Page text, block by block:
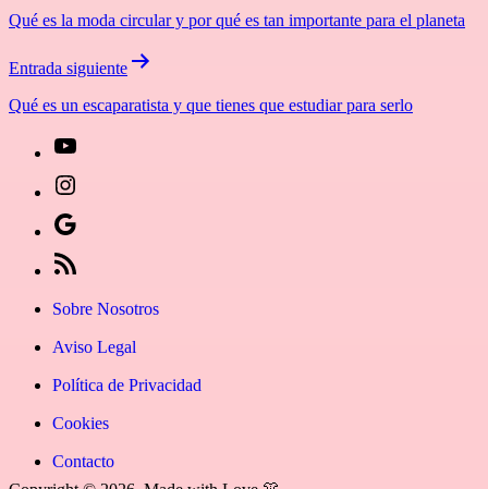
entradas
Qué es la moda circular y por qué es tan importante para el planeta
Entrada siguiente
Qué es un escaparatista y que tienes que estudiar para serlo
instagram»]
fa-
youtube»]
Google
News
icon
icon=»fa
fa-
rss»]
Sobre Nosotros
Aviso Legal
Política de Privacidad
Cookies
Contacto